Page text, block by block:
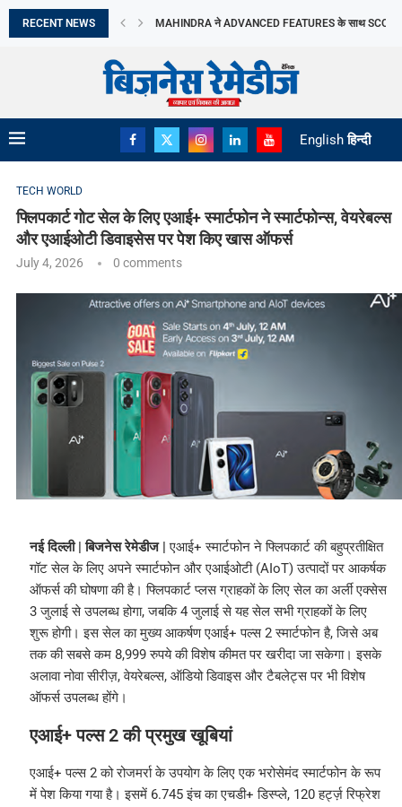
RECENT NEWS MOLBIO DIAGNOSTICS LIMITED का इनिशियल
English हिन्दी
TECH WORLD
फ्लिपकार्ट गोट सेल के लिए एआई+ स्मार्टफोन ने स्मार्टफोन्स, वेयरेबल्स
और एआईओटी डिवाइसेस पर पेश किए खास ऑफर्स
July 4, 2026 0 comments
नई दिल्ली | बिजनेस रेमेडीज |एआई+ स्मार्टफोन ने फ्लिपकार्ट की बहुप्रतीक्षित
गॉट सेल के लिए अपने स्मार्टफोन और एआईओटी (AIoT) उत्पादों पर आकर्षक
ऑफर्स की घोषणा की है। फ्लिपकार्ट प्लस ग्राहकों के लिए सेल का अर्ली एक्सेस
3 जुलाई से उपलब्ध होगा, जबकि 4 जुलाई से यह सेल सभी ग्राहकों के लिए
शुरू होगी। इस सेल का मुख्य आकर्षण एआई+ पल्स 2 स्मार्टफोन है, जिसे अब
तक की सबसे कम 8,999 रुपये की विशेष कीमत पर खरीदा जा सकेगा। इसके
अलावा नोवा सीरीज़, वेयरेबल्स, ऑडियो डिवाइस और टैबलेट्स पर भी विशेष
ऑफर्स उपलब्ध होंगे।
एआई+ पल्स 2 की प्रमुख खूबियां
एआई+ पल्स 2 को रोजमर्रा के उपयोग के लिए एक भरोसेमंद स्मार्टफोन के रूप
में पेश किया गया है। इसमें 6.745 इंच का एचडी+ डिस्प्ले, 120 हर्ट्ज़ रिफ्रेश